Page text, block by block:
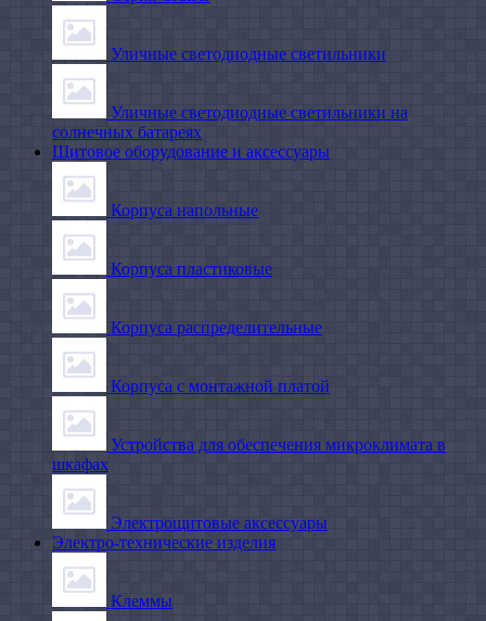
Уличные светодиодные светильники
Уличные светодиодные светильники на
солнечных батареях
Щитовое оборудование и аксессуары
Корпуса напольные
Корпуса пластиковые
Корпуса распределительные
Корпуса с монтажной платой
Устройства для обеспечения микроклимата в
шкафах
Электрощитовые аксессуары
Электро-технические изделия
Клеммы